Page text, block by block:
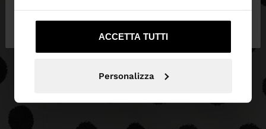
ACCETTA TUTTI
Personalizza